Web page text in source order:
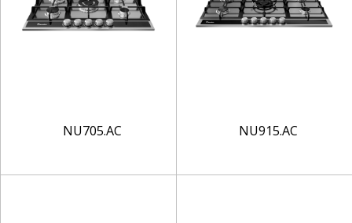
NU705.AC NU915.AC